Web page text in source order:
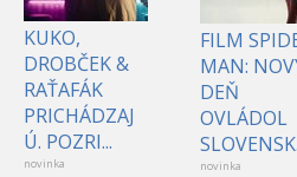
KUKO,
DROBČEK &
RAŤAFÁK
PRICHÁDZAJ
Ú. POZRI...
novinka
FILM
MAN:
DEŇ
OVLÁDOL
novinka